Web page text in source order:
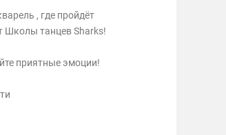
, где пройдёт
Школы танцев Sharks!
приятные эмоции!